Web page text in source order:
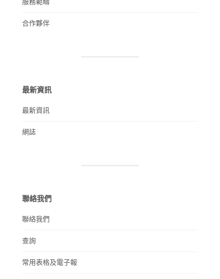
合作夥伴
最新資訊
最新資訊
網誌
聯絡我們
聯絡我們
查詢
常用表格及電子報